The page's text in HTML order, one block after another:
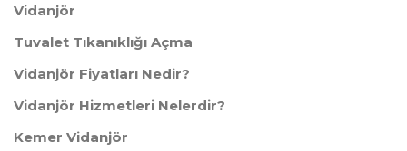
Vidanjör
Tuvalet Tıkanıklığı Açma
Vidanjör Fiyatları Nedir?
Vidanjör Hizmetleri Nelerdir?
Kemer Vidanjör